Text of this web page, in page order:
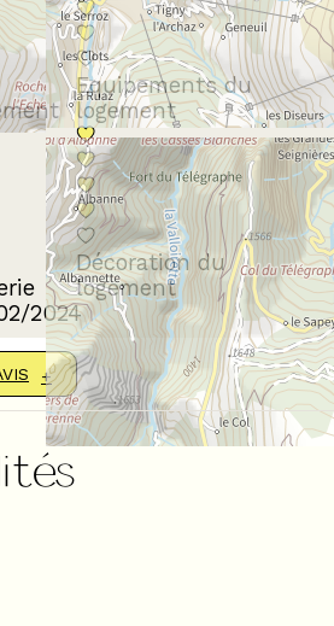
Equipements du
logement
Décoration du
logement
2024